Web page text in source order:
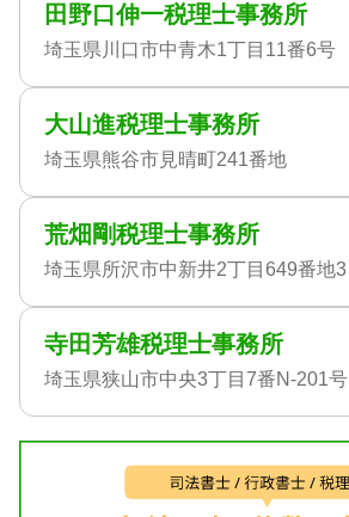
田野口伸一税理士事務所
埼玉県川口市中青木1丁目11番6号
大山進税理士事務所
埼玉県熊谷市見晴町241番地
荒畑剛税理士事務所
埼玉県所沢市中新井2丁目649番地3
寺田芳雄税理士事務所
埼玉県狭山市中央3丁目7番N-201号